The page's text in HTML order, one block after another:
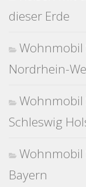
dieser Erde
Wohnmobil
Nordrhein-
Wohnmobil
Schleswig
Wohnmobil
Bayern